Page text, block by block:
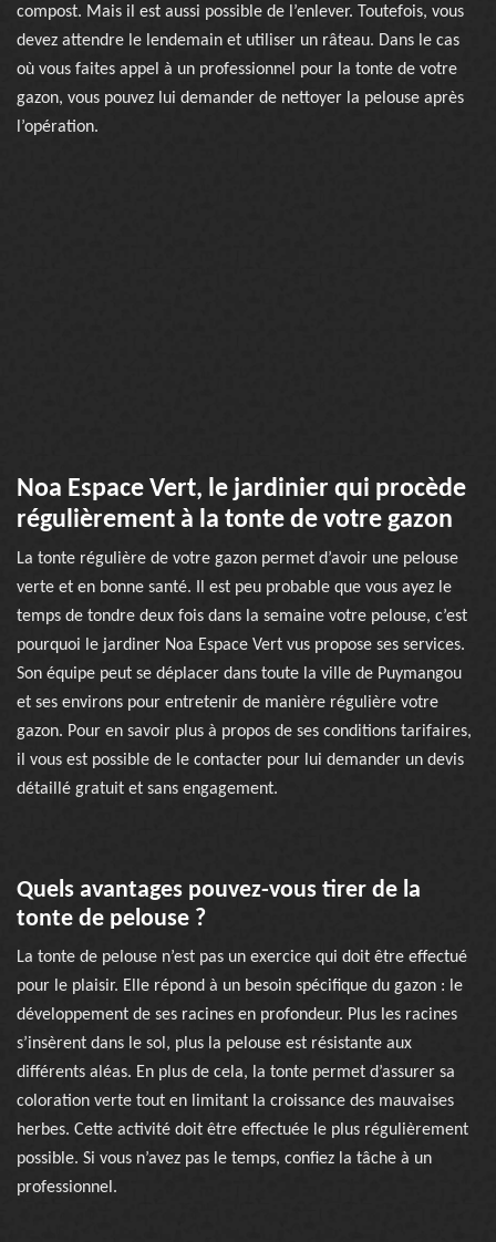
compost. Mais il est aussi possible de l’enlever. Toutefois, vous
devez attendre le lendemain et utiliser un râteau. Dans le cas
où vous faites appel à un professionnel pour la tonte de votre
gazon, vous pouvez lui demander de nettoyer la pelouse après
l’opération.
Noa Espace Vert, le jardinier qui procède
régulièrement à la tonte de votre gazon
La tonte régulière de votre gazon permet d’avoir une pelouse
verte et en bonne santé. Il est peu probable que vous ayez le
temps de tondre deux fois dans la semaine votre pelouse, c’est
pourquoi le jardiner Noa Espace Vert vus propose ses services.
Son équipe peut se déplacer dans toute la ville de Puymangou
et ses environs pour entretenir de manière régulière votre
gazon. Pour en savoir plus à propos de ses conditions tarifaires,
il vous est possible de le contacter pour lui demander un devis
détaillé gratuit et sans engagement.
Quels avantages pouvez-vous tirer de la
tonte de pelouse ?
La tonte de pelouse n’est pas un exercice qui doit être effectué
pour le plaisir. Elle répond à un besoin spécifique du gazon : le
développement de ses racines en profondeur. Plus les racines
s’insèrent dans le sol, plus la pelouse est résistante aux
différents aléas. En plus de cela, la tonte permet d’assurer sa
coloration verte tout en limitant la croissance des mauvaises
herbes. Cette activité doit être effectuée le plus régulièrement
possible. Si vous n’avez pas le temps, confiez la tâche à un
professionnel.